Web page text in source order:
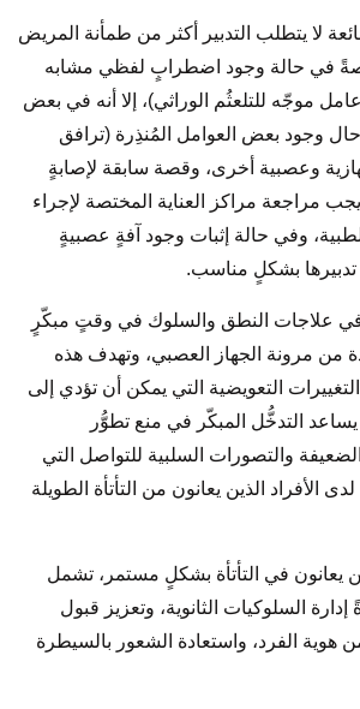
لا يتطلب التدبير أكثر من طمأنة المريض
في حالة وجود اضطرابٍ لفظي مشابه
موجّه للتلعثُم الوراثي)، إلا أنه في بعض
وجود بعض العوامل المُنذِرة (ترافق
وعصبية أخرى، وقصة سابقة لإصابةٍ
مراجعة مراكز العناية المختصة لإجراء
وفي حالة إثبات وجود آفةٍ عصبيةٍ
تدبيرها بشكلٍ مناسب.
في علاجات النطق والسلوك في وقتٍ مبكّرٍ
من مرونة الجهاز العصبي، وتهدف هذه
التعويضية التي يمكن أن تؤدي إلى
يساعد التدخُّل المبكّر في منع تطوُّر
الضعيفة والتصورات السلبية للتواصل التي
الأفراد الذين يعانون من التأتأة الطويلة
يعانون في التأتأة بشكلٍ مستمر، تشمل
إدارة السلوكيات الثانوية، وتعزيز قبول
هوية الفرد، واستعادة الشعور بالسيطرة